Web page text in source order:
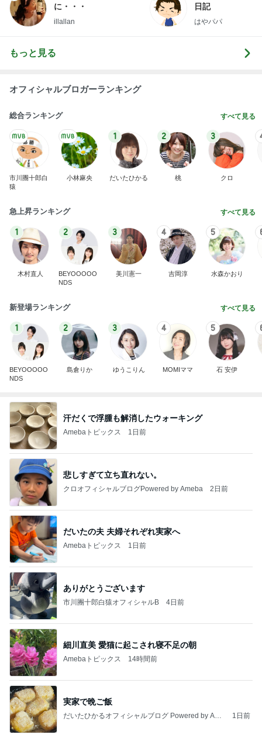
に・・・
illallan
日記
はやパパ
もっと見る
オフィシャルブロガーランキング
総合ランキング すべて見る
市川團十郎白
猿
小林麻央
1
だいたひかる
2
桃
3
クロ
急上昇ランキング すべて見る
1
木村直人
2
BEYOOOOO
NDS
3
美川憲一
4
吉岡淳
5
水森かおり
新登場ランキング すべて見る
1
BEYOOOOO
NDS
2
島倉りか
3
ゆうこりん
4
MOMIママ
5
石 安伊
汗だくで浮腫も解消したウォーキング
Amebaトピックス 1日前
悲しすぎて立ち直れない。
クロオフィシャルブログPowered by Ameba 2日前
だいたの夫 夫婦それぞれ実家へ
Amebaトピックス 1日前
ありがとうございます
市川團十郎白猿オフィシャルB 4日前
細川直美 愛猫に起こされ寝不足の朝
Amebaトピックス 14時間前
実家で晩ご飯
だいたひかるオフィシャルブログ Powered by Ame
1日前